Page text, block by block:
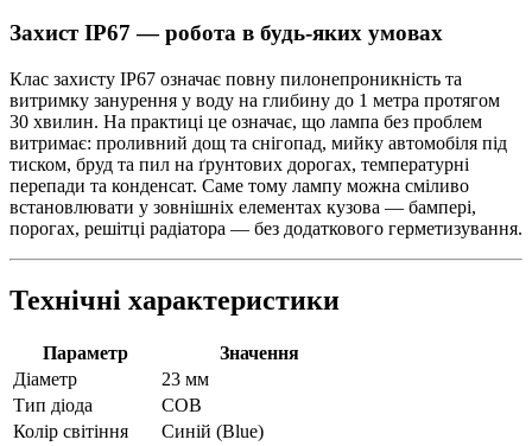
Захист IP67 — робота в будь-яких умовах
Клас захисту IP67 означає повну пилонепроникність та
витримку занурення у воду на глибину до 1 метра протягом
30 хвилин. На практиці це означає, що лампа без проблем
витримає: проливний дощ та снігопад, мийку автомобіля під
тиском, бруд та пил на ґрунтових дорогах, температурні
перепади та конденсат. Саме тому лампу можна сміливо
встановлювати у зовнішніх елементах кузова — бампері,
порогах, решітці радіатора — без додаткового герметизування.
Технічні характеристики
Параметр
Значення
Діаметр
23 мм
Тип діода
COB
Колір світіння
Синій (Blue)